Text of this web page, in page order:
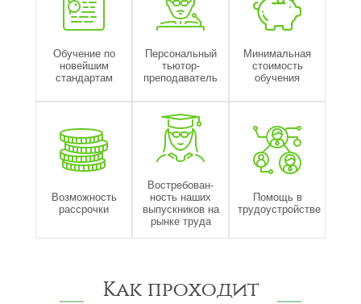
Обучение по
новейшим
стандартам
Персональный
тьютор-
преподаватель
Минимальная
стоимость
обучения
Возможность
рассрочки
Востребован-
ность наших
выпускников на
рынке труда
Помощь в
трудоустройстве
Как проходит